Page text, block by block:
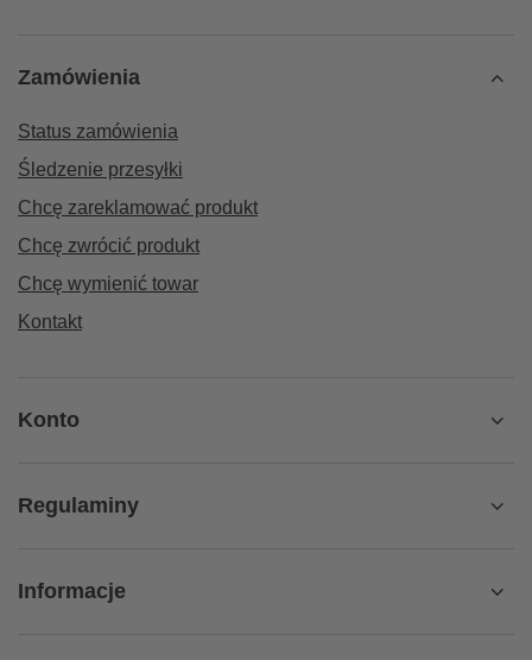
Zamówienia
Status zamówienia
Śledzenie przesyłki
Chcę zareklamować produkt
Chcę zwrócić produkt
Chcę wymienić towar
Kontakt
Konto
Regulaminy
Informacje